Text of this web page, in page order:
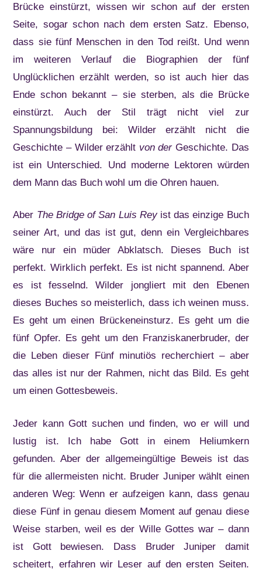
Brücke einstürzt, wissen wir schon auf der ersten
Seite, sogar schon nach dem ersten Satz. Ebenso,
dass sie fünf Menschen in den Tod reißt. Und wenn
im weiteren Verlauf die Biographien der fünf
Unglücklichen erzählt werden, so ist auch hier das
Ende schon bekannt – sie sterben, als die Brücke
einstürzt. Auch der Stil trägt nicht viel zur
Spannungsbildung bei: Wilder erzählt nicht die
Geschichte – Wilder erzählt von derGeschichte. Das
ist ein Unterschied. Und moderne Lektoren würden
dem Mann das Buch wohl um die Ohren hauen.
Aber The Bridge of San Luis Reyist das einzige Buch
seiner Art, und das ist gut, denn ein Vergleichbares
wäre nur ein müder Abklatsch. Dieses Buch ist
perfekt. Wirklich perfekt. Es ist nicht spannend. Aber
es ist fesselnd. Wilder jongliert mit den Ebenen
dieses Buches so meisterlich, dass ich weinen muss.
Es geht um einen Brückeneinsturz. Es geht um die
fünf Opfer. Es geht um den Franziskanerbruder, der
die Leben dieser Fünf minutiös recherchiert – aber
das alles ist nur der Rahmen, nicht das Bild. Es geht
um einen Gottesbeweis.
Jeder kann Gott suchen und finden, wo er will und
lustig ist. Ich habe Gott in einem Heliumkern
gefunden. Aber der allgemeingültige Beweis ist das
für die allermeisten nicht. Bruder Juniper wählt einen
anderen Weg: Wenn er aufzeigen kann, dass genau
diese Fünf in genau diesem Moment auf genau diese
Weise starben, weil es der Wille Gottes war – dann
ist Gott bewiesen. Dass Bruder Juniper damit
scheitert, erfahren wir Leser auf den ersten Seiten.